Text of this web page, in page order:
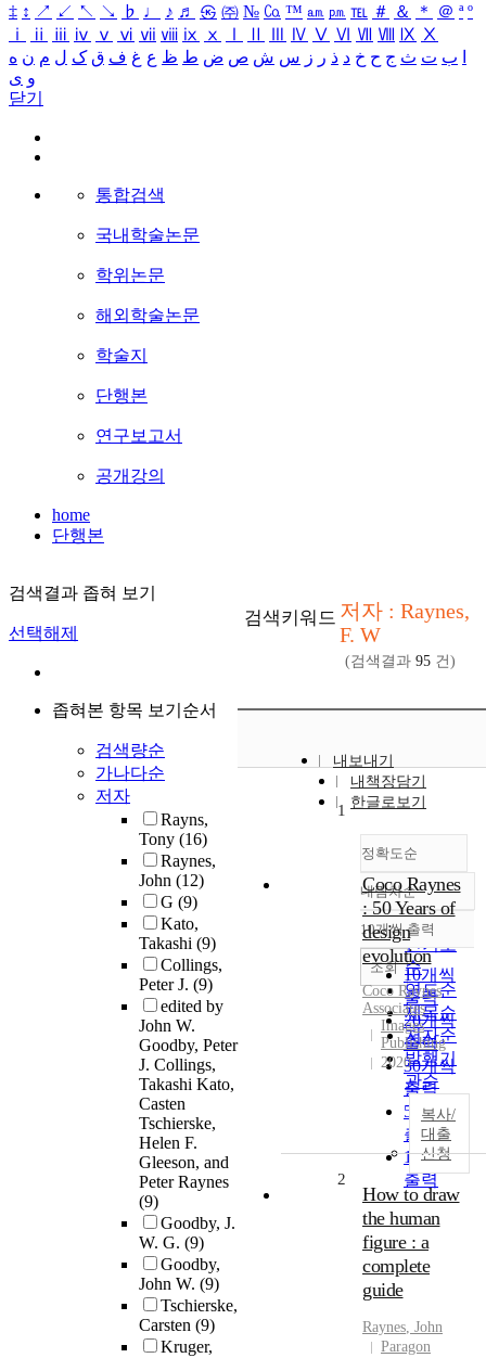
‡ ↕ ↗ ↙ ↖ ↘ ♭ ♩ ♪ ♬ ㉿ ㈜ № ㏇ ™ ㏂ ㏘ ℡ ＃ ＆ ＊ ＠ ª º
ⅰ
ⅱ ⅲ ⅳ ⅴ ⅵ ⅶ ⅷ ⅸ ⅹ Ⅳ Ⅴ Ⅵ Ⅶ Ⅷ Ⅸ Ⅹ
ب ت ث ج ح خ د ذ ر ز س ش ص ض ط ظ ع غ ف ق ک ل م ن ه
و ی
닫기
통합검색
국내학술논문
학위논문
해외학술논문
학술지
단행본
연구보고서
공개강의
home
단행본
검색결과 좁혀 보기
선택해제
좁혀본 항목 보기순서
검색량순
가나다순
저자
Rayns,
Tony (16)
Raynes,
John (12)
G (9)
Kato,
Takashi (9)
Collings,
Peter J. (9)
edited by
John W.
Goodby, Peter
J. Collings,
Takashi Kato,
Casten
Tschierske,
Helen F.
Gleeson, and
Peter Raynes
(9)
Goodby, J.
W. G. (9)
Goodby,
John W. (9)
Tschierske,
Carsten (9)
Kruger,
검색키워드 저자 : Raynes,
F. W
(검색결과 95 건)
내보내기
내책장담기
한글로보기
정확도순
정확도
순
인기도
순
연도순
제목순
저자순
발행기
관순
내림차순
내림차순
10개씩 출력
10개씩
출력
20개씩
출력
30개씩
출력
50개씩
출력
100개씩
출력
조회
1
Coco Raynes
: 50 Years of
design
evolution
CocoRaynes
Associates
Images
Publishing
2020
복사/
대출
신청
2
How to draw
the human
figure : a
complete
guide
Raynes, John
Paragon